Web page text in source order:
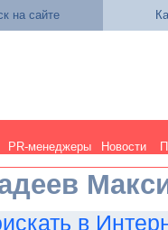
на сайте
PR-менеджеры Новости
в